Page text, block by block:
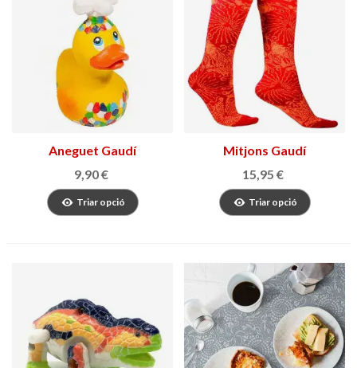
Aneguet Gaudí
9,90 €
Triar opció
Mitjons Gaudí
15,95 €
Triar opció